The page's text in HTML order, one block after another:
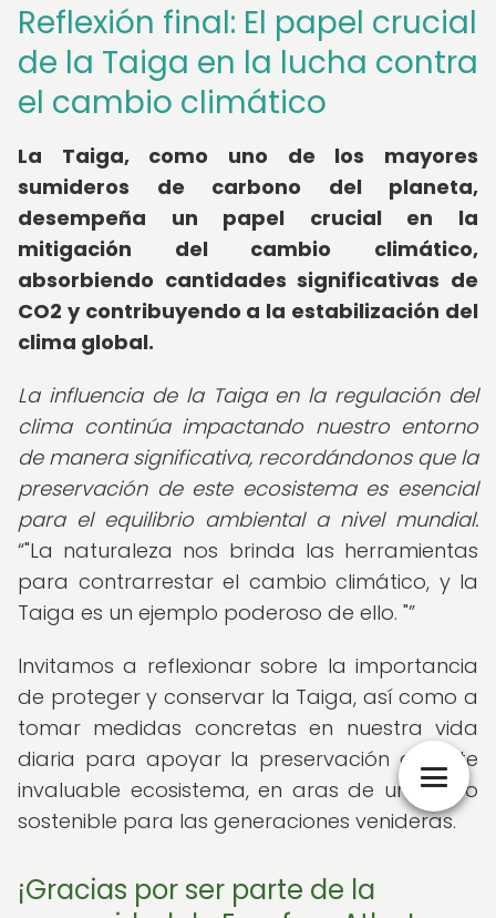
Reflexión final: El papel crucial
de la Taiga en la lucha contra
el cambio climático
La Taiga, como uno de los mayores
sumideros de carbono del planeta,
desempeña un papel crucial en la
mitigación del cambio climático,
absorbiendo cantidades significativas de
CO2 y contribuyendo a la estabilización del
clima global.
La influencia de la Taiga en la regulación del
clima continúa impactando nuestro entorno
de manera significativa, recordándonos que la
preservación de este ecosistema es esencial
para el equilibrio ambiental a nivel mundial.
"La naturaleza nos brinda las herramientas
para contrarrestar el cambio climático, y la
Taiga es un ejemplo poderoso de ello. "
Invitamos a reflexionar sobre la importancia
de proteger y conservar la Taiga, así como a
tomar medidas concretas en nuestra vida
diaria para apoyar la preservación de este
invaluable ecosistema, en aras de un futuro
sostenible para las generaciones venideras.
¡Gracias por ser parte de la